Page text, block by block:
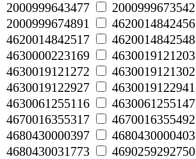
2000999643477
2000999673542
2000999674891
4620014842456
4620014842517
4620014842548
4630000223169
4630019121203
4630019121272
4630019121302
4630019122927
4630019122941
4630061255116
4630061255147
4670016355317
4670016355492
4680430000397
4680430000403
4680430031773
4690259292750